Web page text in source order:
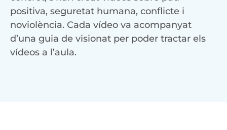
positiva, seguretat humana, conflicte i
noviolència. Cada vídeo va acompanyat
d’una guia de visionat per poder tractar els
vídeos a l’aula.